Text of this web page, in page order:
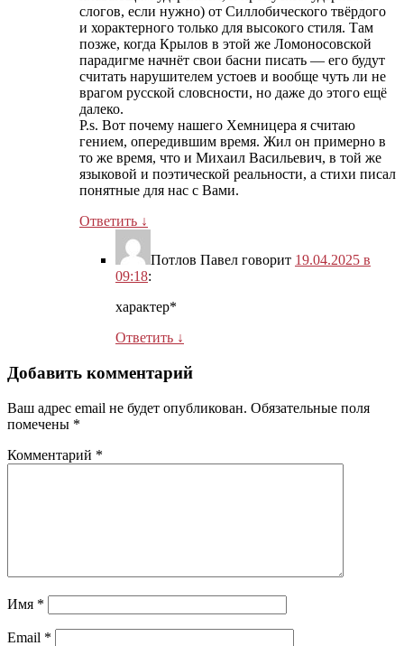
слогов, если нужно) от Силлобического твёрдого
и хорактерного только для высокого стиля. Там
позже, когда Крылов в этой же Ломоносовской
парадигме начнёт свои басни писать — его будут
считать нарушителем устоев и вообще чуть ли не
врагом русской словсности, но даже до этого ещё
далеко.
P.s. Вот почему нашего Хемницера я считаю
гением, опередившим время. Жил он примерно в
то же время, что и Михаил Васильевич, в той же
языковой и поэтической реальности, а стихи писал
понятные для нас с Вами.
Ответить ↓
Потлов Павел говорит 19.04.2025 в
09:18:
характер*
Ответить ↓
Добавить комментарий
Ваш адрес email не будет опубликован. Обязательные поля
помечены *
Комментарий *
Имя *
Email *